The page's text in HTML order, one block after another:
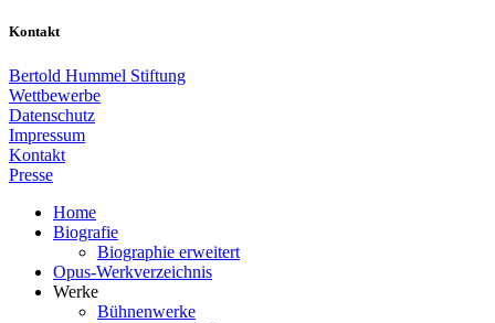
Kontakt
Bertold Hummel Stiftung
Wettbewerbe
Datenschutz
Impressum
Kontakt
Presse
Home
Biografie
Biographie erweitert
Opus-Werkverzeichnis
Werke
Bühnenwerke